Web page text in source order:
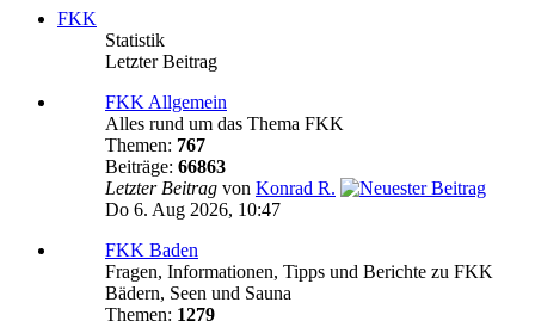
FKK
Statistik
Letzter Beitrag
FKK Allgemein
Alles rund um das Thema FKK
Themen: 767
Beiträge: 66863
Letzter Beitrag von Konrad R.
Do 6. Aug 2026, 10:47
FKK Baden
Fragen, Informationen, Tipps und Berichte zu FKK
Bädern, Seen und Sauna
Themen: 1279